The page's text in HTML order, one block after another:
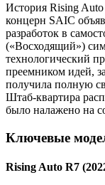
История Rising Auto
концерн SAIC
разработок в
(«Восходящий»)
технологический
преемником идей,
получила полную
Штаб-квартира
было налажено на
Ключевые
Rising Auto R7